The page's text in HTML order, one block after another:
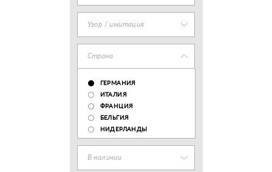
Узор / имитация
Страна
ГЕРМАНИЯ
ИТАЛИЯ
ФРАНЦИЯ
БЕЛЬГИЯ
НИДЕРЛАНДЫ
В наличии